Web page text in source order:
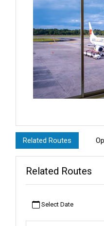
Al llegar al aeropuerto
Esta disposición ayuda
Son famosas por su
Related Routes
Related Routes
Select Date